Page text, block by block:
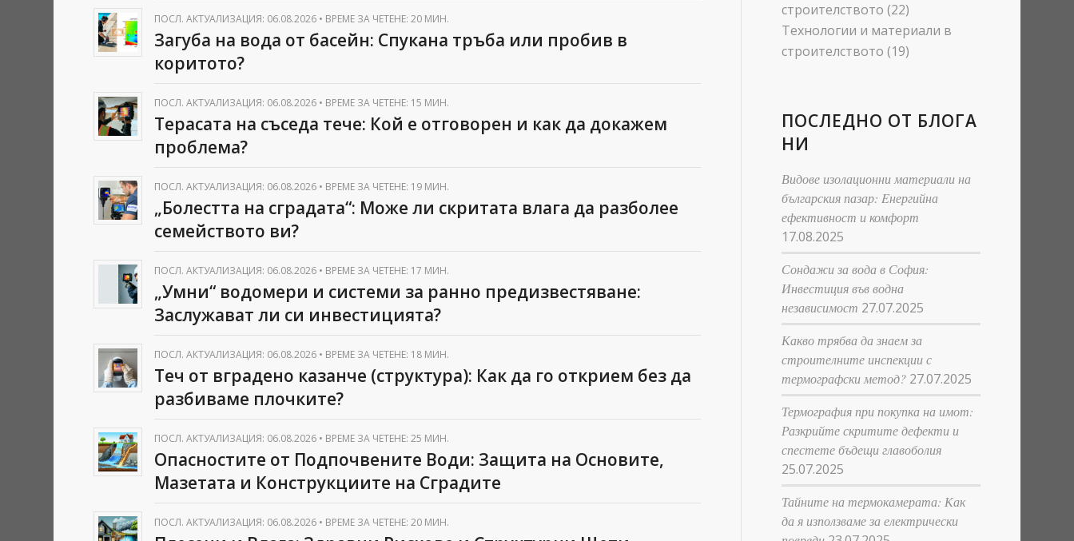
ПОСЛ. АКТУАЛИЗАЦИЯ: 06.08.2026 • ВРЕМЕ ЗА ЧЕТЕНЕ: 20 МИН.
Загуба на вода от басейн: Спукана тръба или пробив в
коритото?
ПОСЛ. АКТУАЛИЗАЦИЯ: 06.08.2026 • ВРЕМЕ ЗА ЧЕТЕНЕ: 15 МИН.
Терасата на съседа тече: Кой е отговорен и как да докажем
проблема?
ПОСЛ. АКТУАЛИЗАЦИЯ: 06.08.2026 • ВРЕМЕ ЗА ЧЕТЕНЕ: 19 МИН.
„Болестта на сградата“: Може ли скритата влага да разболее
семейството ви?
ПОСЛ. АКТУАЛИЗАЦИЯ: 06.08.2026 • ВРЕМЕ ЗА ЧЕТЕНЕ: 17 МИН.
„Умни“ водомери и системи за ранно предизвестяване:
Заслужават ли си инвестицията?
ПОСЛ. АКТУАЛИЗАЦИЯ: 06.08.2026 • ВРЕМЕ ЗА ЧЕТЕНЕ: 18 МИН.
Теч от вградено казанче (структура): Как да го открием без да
разбиваме плочките?
ПОСЛ. АКТУАЛИЗАЦИЯ: 06.08.2026 • ВРЕМЕ ЗА ЧЕТЕНЕ: 25 МИН.
Опасностите от Подпочвените Води: Защита на Основите,
Мазетата и Конструкциите на Сградите
ПОСЛ. АКТУАЛИЗАЦИЯ: 06.08.2026 • ВРЕМЕ ЗА ЧЕТЕНЕ: 20 МИН.
строителството (22)
Технологии и материали в
строителството (19)
ПОСЛЕДНО ОТ БЛОГА
НИ
Видове изолационни материали на
българския пазар: Eнергийна
ефективност и комфорт
17.08.2025
Сондажи за вода в София:
Инвестиция във водна
независимост 27.07.2025
Какво трябва да знаем за
строителните инспекции с
термографски метод? 27.07.2025
Термография при покупка на имот:
Разкрийте скритите дефекти и
спестете бъдещи главоболия
25.07.2025
Тайните на термокамерата: Как
да я използваме за електрически